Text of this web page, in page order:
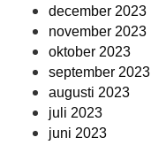
december 2023
november 2023
oktober 2023
september 2023
augusti 2023
juli 2023
juni 2023